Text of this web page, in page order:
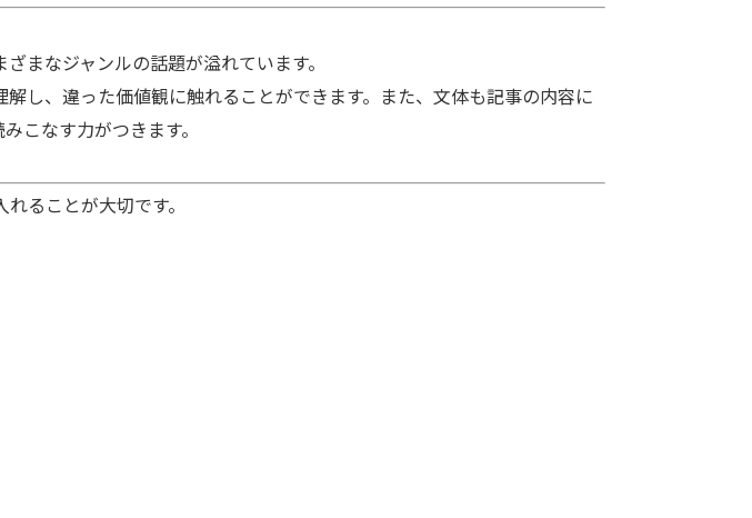
まなジャンルの話題が溢れています。
し、違った価値観に触れることができます。また、文体も記事の内容に
こなす力がつきます。
ることが大切です。